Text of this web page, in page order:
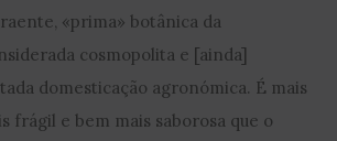
«prima» botânica da
cosmopolita e [ainda]
domesticação agronómica. É mais
frágil e bem mais saborosa que o